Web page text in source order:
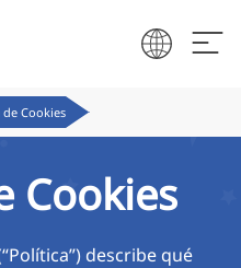
Cookies
Cookies
describe qué